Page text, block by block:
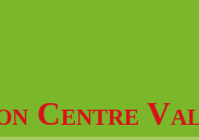
Centre